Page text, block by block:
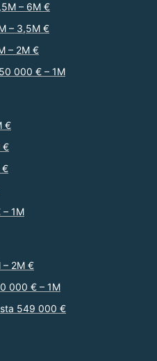
– 6M €
– 3,5M €
– 2M €
000 € – 1M
€
€
€
1M
– 2M €
000 € – 1M
549 000 €